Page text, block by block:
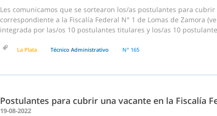
Les comunicamos que se sortearon los/as postulantes para
correspondiente a la Fiscalía Federal N° 1 de Lomas de Zamora
integrada por las/os 10 postulantes titulares y los/as 10
La Plata Técnico Administrativo N° 165
Postulantes para cubrir una vacante en la Fiscalía
19-08-2022